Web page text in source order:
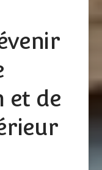
et de